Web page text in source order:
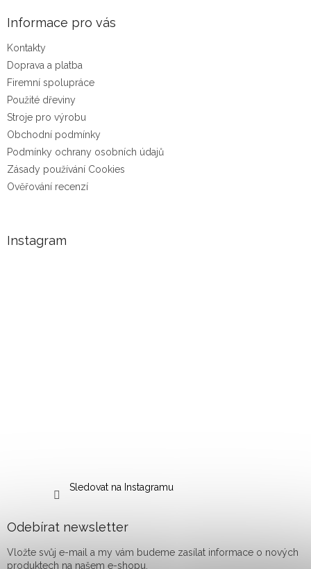
Informace pro vás
Kontakty
Doprava a platba
Firemní spolupráce
Použité dřeviny
Stroje pro výrobu
Obchodní podmínky
Podmínky ochrany osobních údajů
Zásady používání Cookies
Ověřování recenzí
Instagram
Sledovat na Instagramu
Odebírat newsletter
Vložte svůj e-mail a my vám budeme zasílat informace o nových
produktech na našem e-shopu.